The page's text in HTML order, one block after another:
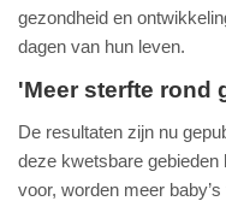
gezondheid en
dagen van hun leven.
'Meer sterfte rond
De resultaten zijn nu
deze kwetsbare
voor, worden meer